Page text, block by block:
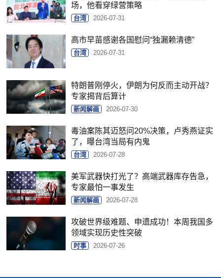
场，他看穿绿营策略
台湾 2026-07-31
高市早苗感谢各国慰问“独漏赖清德”
台湾 2026-07-31
特朗普刚停火，伊朗为何反而主动开战？
专家揭背后算计
新闻解画 2026-07-30
毒油案陈其迈怒问20%决策，卢秀燕证实
了，曝台湾当局有内鬼
台湾 2026-07-28
美军武器快打光了？高端武器库存告急，
专家最怕一事发生
新闻解画 2026-07-28
攻破世界级难题、申遗成功！本周我国多
领域实现历史性突破
时事 2026-07-26